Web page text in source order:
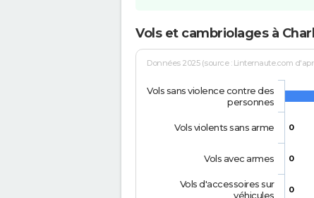
Vols et cambriolages à
Données 2025 (source : Linternaute.com
0
0
0
Vols sans violence contre des
personnes
Vols violents sans arme
Vols avec armes
Vols d'accessoires sur
véhicules